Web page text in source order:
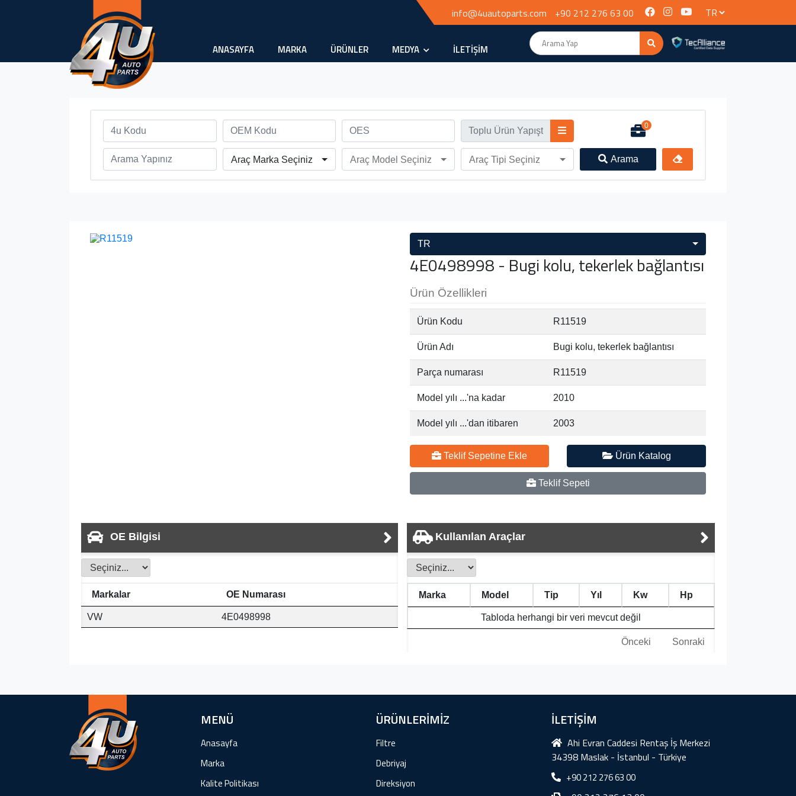
info@4uautoparts.com +90 212 276 63 00
ANASAYFA MARKA ÜRÜNLER MEDYA İLETİŞİM
0
Araç Marka Seçiniz Araç Model Seçiniz Araç Tipi Seçiniz Arama
TR
4E0498998 - Bugi kolu, tekerlek bağlantısı
Ürün Özellikleri
Ürün Kodu R11519
Ürün Adı Bugi kolu, tekerlek bağlantısı
Parça numarası R11519
Model yılı ...'na kadar 2010
Model yılı ...'dan itibaren 2003
Teklif Sepetine Ekle Ürün Katalog
Teklif Sepeti
OE Bilgisi
Markalar OE Numarası
VW 4E0498998
Kullanılan Araçlar
Marka Model Tip Yıl Kw Hp
Tabloda herhangi bir veri mevcut değil
Önceki Sonraki
MENÜ
Anasayfa
Marka
Kalite Politikası
ÜRÜNLERİMİZ
Filtre
Debriyaj
Direksiyon
İLETİŞİM
Ahi Evran Caddesi Rentaş İş Merkezi
34398 Maslak - İstanbul - Türkiye
+90 212 276 63 00